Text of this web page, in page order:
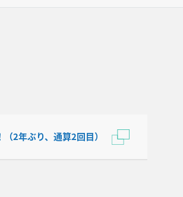
2年ぶり、通算2回目）